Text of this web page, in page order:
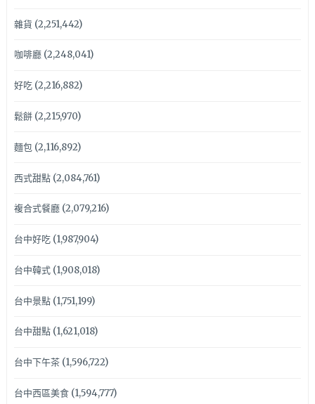
雜貨 (2,251,442)
咖啡廳(2,248,041)
好吃(2,216,882)
鬆餅(2,215,970)
麵包(2,116,892)
西式甜點(2,084,761)
複合式餐廳(2,079,216)
台中好吃(1,987,904)
台中韓式(1,908,018)
台中景點(1,751,199)
台中甜點(1,621,018)
台中下午茶(1,596,722)
台中西區美食(1,594,777)